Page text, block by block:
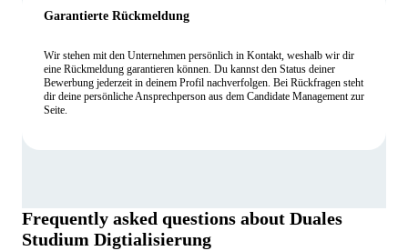
Garantierte Rückmeldung
Wir stehen mit den Unternehmen persönlich in Kontakt, weshalb wir dir
eine Rückmeldung garantieren können. Du kannst den Status deiner
Bewerbung jederzeit in deinem Profil nachverfolgen. Bei Rückfragen steht
dir deine persönliche Ansprechperson aus dem Candidate Management zur
Seite.
Frequently asked questions about Duales
Studium Digtialisierung